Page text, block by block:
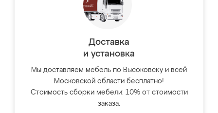
Доставка
и установка
Мы доставляем мебель по Высоковску и всей
Московской области бесплатно!
Стоимость сборки мебели: 10% от стоимости
заказа.